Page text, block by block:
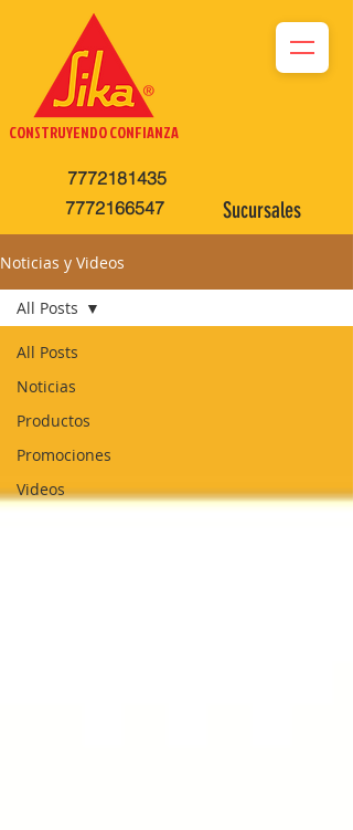
CONSTRUYENDO CONFIANZA
Sucursales
7772181435
7772166547
Noticias y Videos
All Posts
Noticias
Productos
Promociones
Videos
All Posts